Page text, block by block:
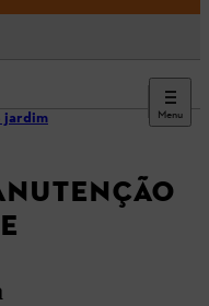
Menu
jardim